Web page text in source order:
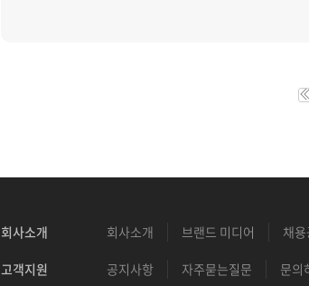
회사소개 회사소개 브랜드 미디어 채
고객지원 공지사항 자주묻는질문 문의